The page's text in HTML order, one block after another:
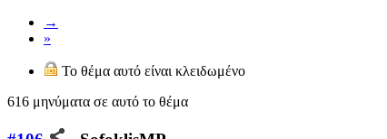
→
»
Το θέμα αυτό είναι κλειδωμένο
616 μηνύματα σε αυτό το θέμα